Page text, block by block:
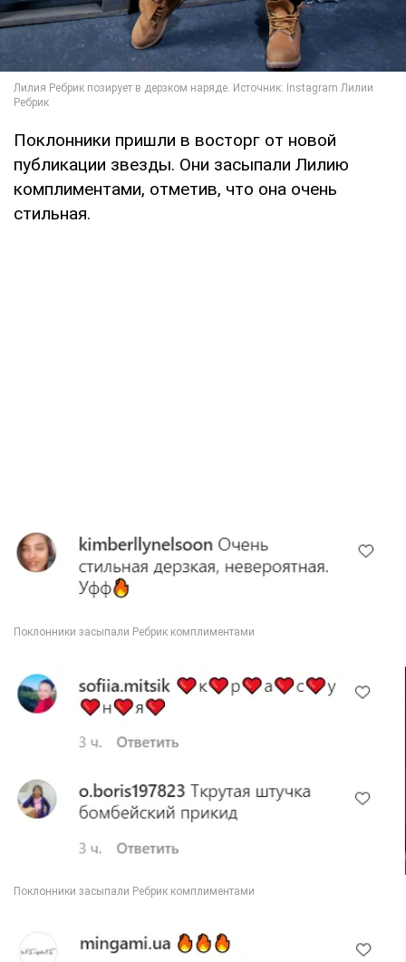
Поклонники пришли в восторг от новой
публикации звезды. Они засыпали Лилию
комплиментами, отметив, что она очень
стильная.